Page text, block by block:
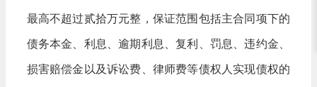
最高不超过贰拾万元整，保证范围包括主合同项下的
债务本金、利息、逾期利息、复利、罚息、违约金、
损害赔偿金以及诉讼费、律师费等债权人实现债权的